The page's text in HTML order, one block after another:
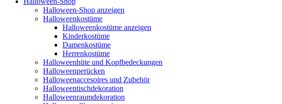
Halloween-Shop anzeigen
Halloweenkostüme
Halloweenkostüme anzeigen
Kinderkostüme
Damenkostüme
Herrenkostüme
Halloweenhüte und Kopfbedeckungen
Halloweenperücken
Halloweenaccesoires und Zubehör
Halloweentischdekoration
Halloweenraumdekoration